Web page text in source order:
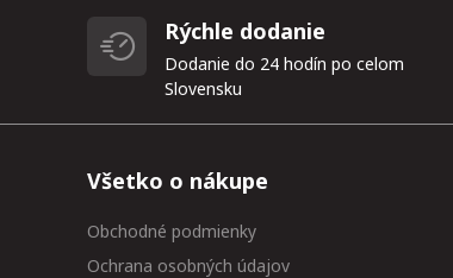
Rýchle dodanie
Dodanie do 24 hodín po celom
Slovensku
Všetko o nákupe
Obchodné podmienky
Ochrana osobných údajov